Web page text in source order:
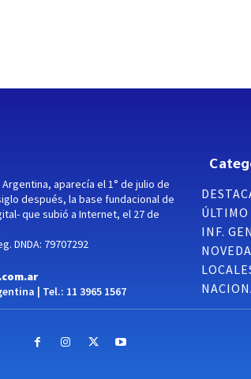
aparecía el 1° de julio de
después, la base fundacional de
que subió a Internet, el 27 de
DNDA: 79707292
| Tel.: 11 3965 1567
INF.